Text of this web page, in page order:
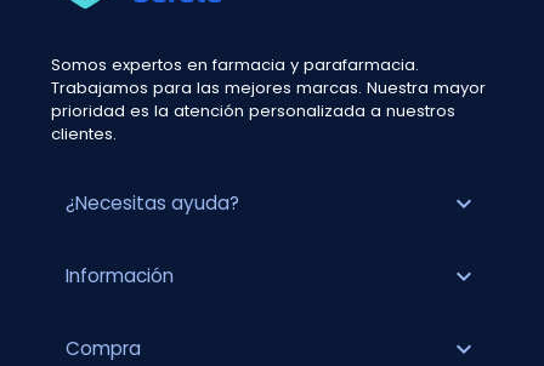
Somos expertos en farmacia y parafarmacia.
Trabajamos para las mejores marcas. Nuestra mayor
prioridad es la atención personalizada a nuestros
clientes.
¿Necesitas ayuda? expand_more
Información expand_more
Compra expand_more